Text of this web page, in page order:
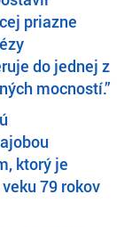
priazne
do jednej z
mocností.”
ktorý je
79 rokov